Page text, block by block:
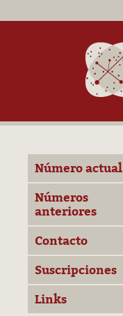
Número actual
Números
anteriores
Contacto
Suscripciones
Links